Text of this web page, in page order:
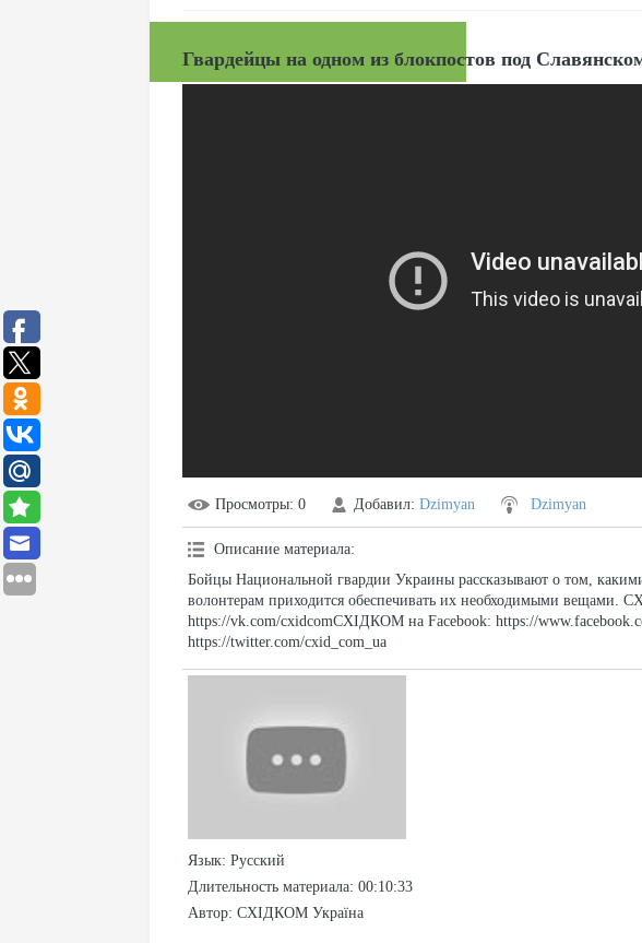
Гвардейцы на одном из блокпостов под
Просмотры: 0 Добавил: Dzimyan Dzimyan
Описание материала:
Бойцы Национальной гвардии Украины рассказывают о том,
волонтерам приходится обеспечивать их необходимыми вещами.
https://vk.com/cxidcomСХІДКОМ на Facebook: https://
https://twitter.com/cxid_com_ua
Язык: Русский
Длительность материала: 00:10:33
Автор: СХІДКОМ Україна